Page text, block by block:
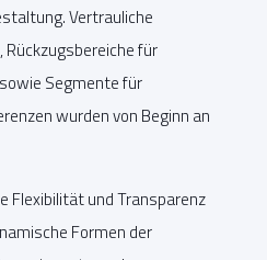
Vertrauliche
für
Segmente für
wurden von Beginn an
Flexibilität und Transparenz
Formen der